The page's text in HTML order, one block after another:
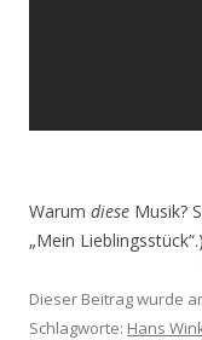
Warum diese Musik?
„Mein Lieblingsstück“.)
Dieser Beitrag wurde
Schlagworte: Hans